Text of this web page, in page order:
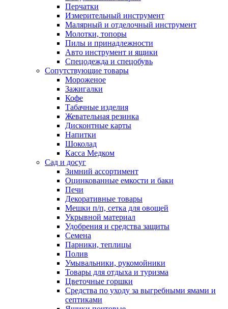
Перчатки
Измерительный инструмент
Малярный и отделочный инструмент
Молотки, топоры
Пилы и принадлежности
Авто инструмент и ящики
Спецодежда и спецобувь
Сопутствующие товары
Мороженое
Зажигалки
Кофе
Табачные изделия
Жевательная резинка
Дисконтные карты
Напитки
Шоколад
Касса Медком
Сад и досуг
Зимний ассортимент
Оцинкованные емкости и баки
Печи
Декоративные товары
Мешки п/п, сетка для овощей
Укрывной материал
Удобрения и средства защиты
Семена
Парники, теплицы
Полив
Умывальники, рукомойники
Товары для отдыха и туризма
Цветочные горшки
Средства по уходу за выгребными ямами и
септиками